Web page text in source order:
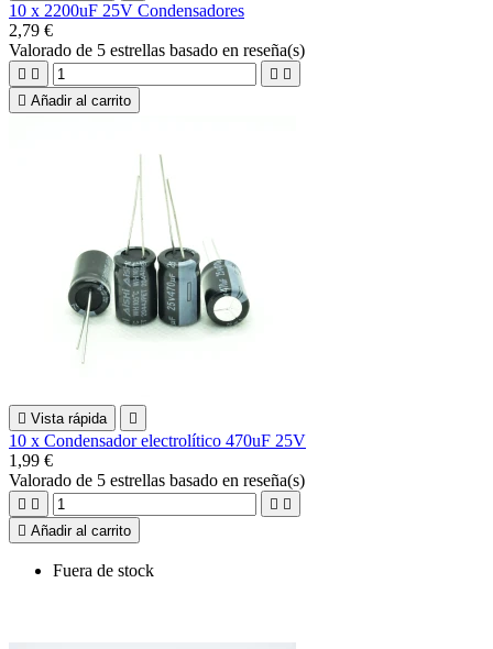
10 x 2200uF 25V Condensadores
2,79 €
Valorado de 5 estrellas basado en reseña(s)
   
 Añadir al carrito
 Vista rápida 
10 x Condensador electrolítico 470uF 25V
1,99 €
Valorado de 5 estrellas basado en reseña(s)
   
 Añadir al carrito
Fuera de stock